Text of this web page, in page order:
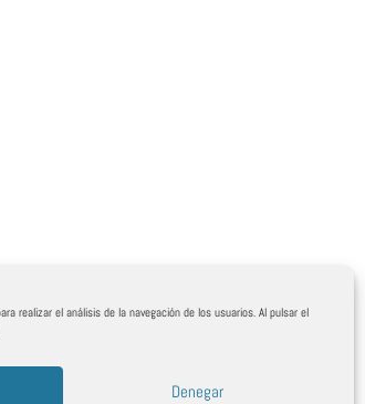
realizar el análisis de la navegación de los usuarios. Al pulsar el
Denegar